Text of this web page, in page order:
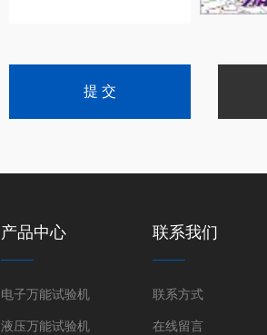
产品中心
电子万能试验机
液压万能试验机
联系我们
联系方式
在线留言